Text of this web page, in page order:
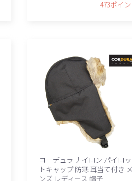
473ポイ
コーデュラ ナイロン パイロッ
トキャップ 防寒 耳当て付き メ
ンズ レディース 帽子